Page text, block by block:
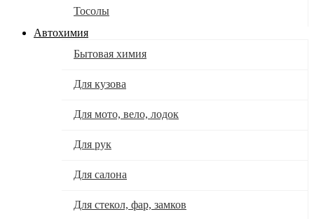
Тосолы
Автохимия
Бытовая химия
Для кузова
Для мото, вело, лодок
Для рук
Для салона
Для стекол, фар, замков